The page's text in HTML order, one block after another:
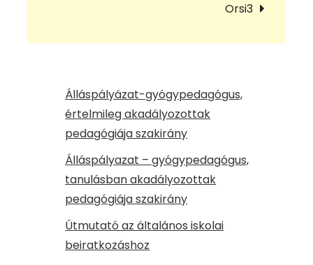
Orsi3
Álláspályázat-gyógypedagógus,
értelmileg akadályozottak
pedagógiája szakirány
Álláspályazat – gyógypedagógus,
tanulásban akadályozottak
pedagógiája szakirány
Útmutató az általános iskolai
beiratkozáshoz